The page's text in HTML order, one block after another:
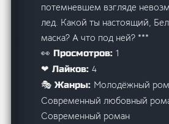
потемневшем взгляде
лед. Какой ты настоящий,
маска? А что под ней? ***
👀 Просмотров:1
❤ Лайков:4
🎭 Жанры: Молодёжный
Современный любовный
Современный роман